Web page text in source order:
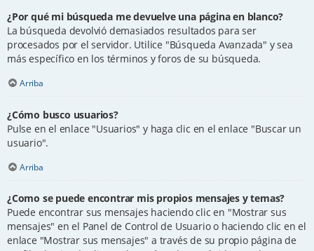
¿Por qué mi búsqueda me devuelve una página en blanco?
La búsqueda devolvió demasiados resultados para ser
procesados por el servidor. Utilice "Búsqueda Avanzada" y sea
más específico en los términos y foros de su búsqueda.
Arriba
¿Cómo busco usuarios?
Pulse en el enlace "Usuarios" y haga clic en el enlace "Buscar un
usuario".
Arriba
¿Como se puede encontrar mis propios mensajes y temas?
Puede encontrar sus mensajes haciendo clic en "Mostrar sus
mensajes" en el Panel de Control de Usuario o haciendo clic en el
enlace "Mostrar sus mensajes" a través de su propio página de